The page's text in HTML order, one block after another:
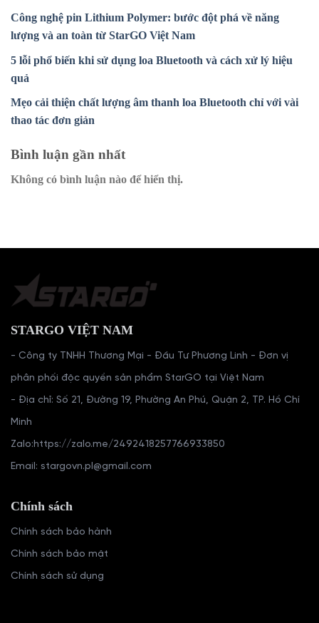
Công nghệ pin Lithium Polymer: bước đột phá về năng
lượng và an toàn từ StarGO Việt Nam
5 lỗi phổ biến khi sử dụng loa Bluetooth và cách xử lý hiệu
quả
Mẹo cải thiện chất lượng âm thanh loa Bluetooth chỉ với vài
thao tác đơn giản
Bình luận gần nhất
Không có bình luận nào để hiển thị.
STARGO VIỆT NAM
- Công ty TNHH Thương Mại - Đầu Tư Phương Linh - Đơn vị
phân phối độc quyền sản phẩm StarGO tại Việt Nam
- Địa chỉ: Số 21, Đường 19, Phường An Phú, Quận 2, TP. Hồ Chí
Minh
Zalo:https://zalo.me/2492418257766933850
Email: stargovn.pl@gmail.com
Chính sách
Chính sách bảo hành
Chính sách bảo mật
Chính sách sử dụng